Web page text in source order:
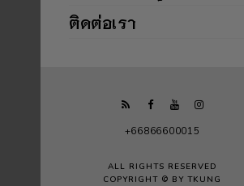
ติดต่อเรา
+66866600015
ALL RIGHTS RESERVED
COPYRIGHT © BY TKUNG